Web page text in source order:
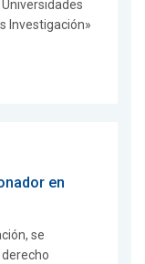
Investigación»
en
se